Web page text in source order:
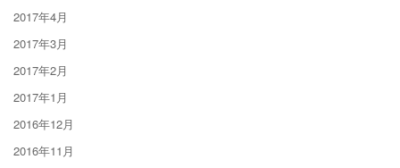
2017年4月
2017年3月
2017年2月
2017年1月
2016年12月
2016年11月